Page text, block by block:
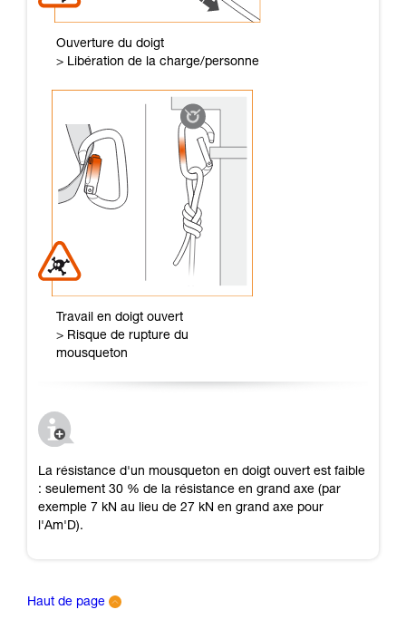
Ouverture du doigt
> Libération de la charge/personne
Travail en doigt ouvert
> Risque de rupture du
mousqueton
La résistance d'un mousqueton en doigt ouvert est faible
: seulement 30 % de la résistance en grand axe (par
exemple 7 kN au lieu de 27 kN en grand axe pour
l'Am'D).
Haut de page